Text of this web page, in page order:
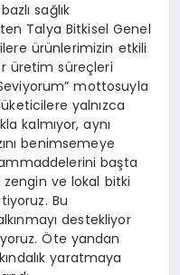
sağlık
Talya Bitkisel Genel
ürünlerimizin etkili
üretim süreçleri
mottosuyla
yalnızca
kalmıyor, aynı
benimsemeye
başta
ve lokal bitki
Bu
destekliyor
Öte yandan
yaratmaya